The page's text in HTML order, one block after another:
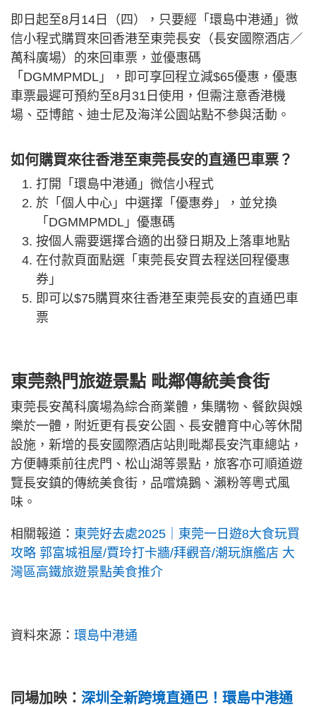
即日起至8月14日（四），只要經「環島中港通」微
信小程式購買來回香港至東莞長安（長安國際酒店／
萬科廣場）的來回車票，並優惠碼
「DGMMPMDL」，即可享回程立減$65優惠，優惠
車票最遲可預約至8月31日使用，但需注意香港機
場、亞博館、迪士尼及海洋公園站點不參與活動。
如何購買來往香港至東莞長安的直通巴車票？
打開「環島中港通」微信小程式
於「個人中心」中選擇「優惠券」，並兌換
「DGMMPMDL」優惠碼
按個人需要選擇合適的出發日期及上落車地點
在付款頁面點選「東莞長安買去程送回程優惠
券」
即可以$75購買來往香港至東莞長安的直通巴車
票
東莞熱門旅遊景點 毗鄰傳統美食街
東莞長安萬科廣場為綜合商業體，集購物、餐飲與娛
樂於一體，附近更有長安公園、長安體育中心等休閒
設施，新增的長安國際酒店站則毗鄰長安汽車總站，
方便轉乘前往虎門、松山湖等景點，旅客亦可順道遊
覽長安鎮的傳統美食街，品嚐燒鵝、瀨粉等粵式風
味。
相關報道： 東莞好去處2025｜東莞一日遊8大食玩買
攻略 郭富城祖屋/賈玲打卡牆/拜觀音/潮玩旗艦店 大
灣區高鐵旅遊景點美食推介
資料來源： 環島中港通
同場加映： 深圳全新跨境直通巴！環島中港通